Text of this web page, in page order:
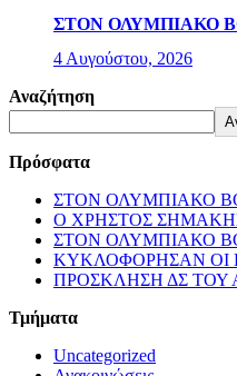
ΣΤΟΝ ΟΛΥΜΠΙΑΚΟ
4 Αυγούστου, 2026
Αναζήτηση
Πρόσφατα
ΣΤΟΝ ΟΛΥΜΠΙΑΚΟ
Ο ΧΡΗΣΤΟΣ
ΣΤΟΝ ΟΛΥΜΠΙΑΚΟ
ΚΥΚΛΟΦΟΡΗΣΑΝ ΟΙ
ΠΡΟΣΚΛΗΣΗ ΔΣ ΤΟΥ
Τμήματα
Uncategorized